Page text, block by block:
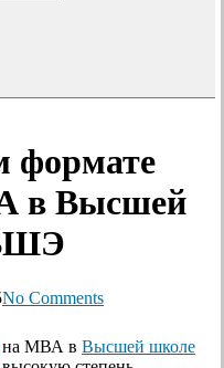
формате
в Высшей
No Comments
на МВА в Высшей школе